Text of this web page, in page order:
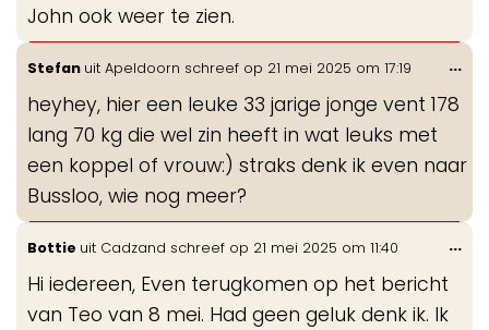
John ook weer te zien.
Stefan uit Apeldoorn schreef op 21 mei 2025 om 17:19
heyhey, hier een leuke 33 jarige jonge vent 178
lang 70 kg die wel zin heeft in wat leuks met
een koppel of vrouw:) straks denk ik even naar
Bussloo, wie nog meer?
...
Bottie uit Cadzand schreef op 21 mei 2025 om 11:40
Hi iedereen, Even terugkomen op het bericht
van Teo van 8 mei. Had geen geluk denk ik. Ik
...